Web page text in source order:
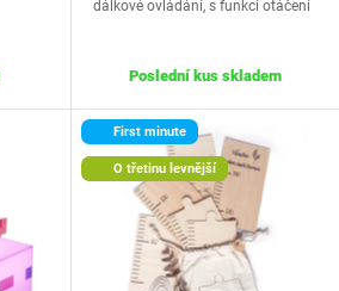
dálkové ovládání, s funkcí otáčení
Poslední kus skladem
First minute
O třetinu levnější